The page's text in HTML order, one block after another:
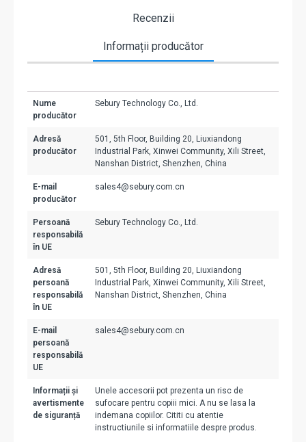
Recenzii
Informații producător
Nume
producător
Sebury Technology Co., Ltd.
Adresă
producător
501, 5th Floor, Building 20, Liuxiandong
Industrial Park, Xinwei Community, Xili Street,
Nanshan District, Shenzhen, China
E-mail
producător
sales4@sebury.com.cn
Persoană
responsabilă
în UE
Sebury Technology Co., Ltd.
Adresă
persoană
responsabilă
în UE
501, 5th Floor, Building 20, Liuxiandong
Industrial Park, Xinwei Community, Xili Street,
Nanshan District, Shenzhen, China
E-mail
persoană
responsabilă
UE
sales4@sebury.com.cn
Informații și
avertismente
de siguranță
Unele accesorii pot prezenta un risc de
sufocare pentru copiii mici. A nu se lasa la
indemana copiilor. Cititi cu atentie
instructiunile si informatiile despre produs.